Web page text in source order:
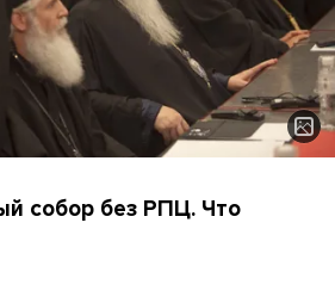
собор без РПЦ. Что